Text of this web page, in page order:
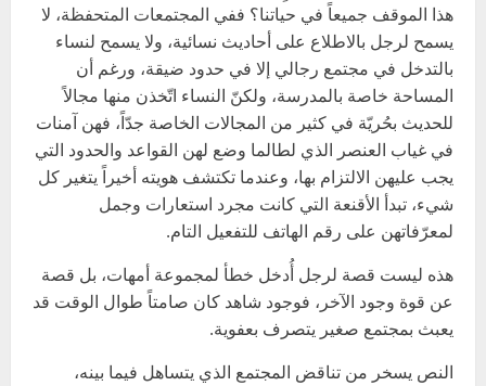
هذا الموقف جميعاً في حياتنا؟ ففي المجتمعات المتحفظة، لا
يسمح لرجل بالاطلاع على أحاديث نسائية، ولا يسمح لنساء
بالتدخل في مجتمع رجالي إلا في حدود ضيقة، ورغم أن
المساحة خاصة بالمدرسة، ولكنّ النساء اتّخذن منها مجالاً
للحديث بحُريّة في كثير من المجالات الخاصة جدّاً، فهن آمنات
في غياب العنصر الذي لطالما وضع لهن القواعد والحدود التي
يجب عليهن الالتزام بها، وعندما تكتشف هويته أخيراً يتغير كل
شيء، تبدأ الأقنعة التي كانت مجرد استعارات وجمل
لمعرّفاتهن على رقم الهاتف للتفعيل التام.
هذه ليست قصة لرجل أُدخل خطأ لمجموعة أمهات، بل قصة
عن قوة وجود الآخر، فوجود شاهد كان صامتاً طوال الوقت قد
يعبث بمجتمع صغير يتصرف بعفوية.
النص يسخر من تناقض المجتمع الذي يتساهل فيما بينه،